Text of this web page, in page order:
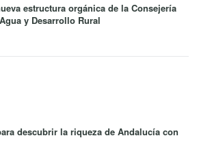
estructura orgánica de la Consejería
y Desarrollo Rural
descubrir la riqueza de Andalucía con